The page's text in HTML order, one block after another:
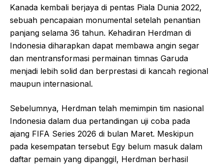
Kanada kembali berjaya di pentas Piala Dunia 2022,
sebuah pencapaian monumental setelah penantian
panjang selama 36 tahun. Kehadiran Herdman di
Indonesia diharapkan dapat membawa angin segar
dan mentransformasi permainan timnas Garuda
menjadi lebih solid dan berprestasi di kancah regional
maupun internasional.
Sebelumnya, Herdman telah memimpin tim nasional
Indonesia dalam dua pertandingan uji coba pada
ajang FIFA Series 2026 di bulan Maret. Meskipun
pada kesempatan tersebut Egy belum masuk dalam
daftar pemain yang dipanggil, Herdman berhasil